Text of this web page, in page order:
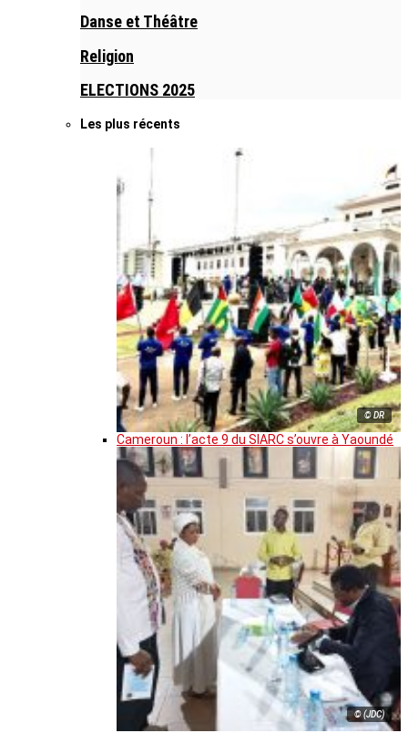
Danse et Théâtre
Religion
ELECTIONS 2025
Les plus récents
© DR
Cameroun : l’acte 9 du SIARC s’ouvre à Yaoundé
© (JDC)